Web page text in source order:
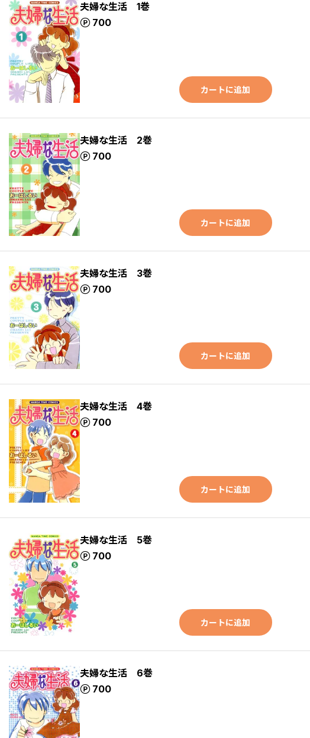
夫婦な生活 1巻
700
ポイント
カートに追加
夫婦な生活 2巻
700
ポイント
カートに追加
夫婦な生活 3巻
700
ポイント
カートに追加
夫婦な生活 4巻
700
ポイント
カートに追加
夫婦な生活 5巻
700
ポイント
カートに追加
夫婦な生活 6巻
700
ポイント